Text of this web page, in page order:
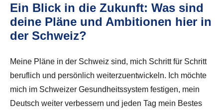
Ein Blick in die Zukunft: Was sind
deine Pläne und Ambitionen hier in
der Schweiz?
Meine Pläne in der Schweiz sind, mich Schritt für Schritt
beruflich und persönlich weiterzuentwickeln. Ich möchte
mich im Schweizer Gesundheitssystem festigen, mein
Deutsch weiter verbessern und jeden Tag mein Bestes